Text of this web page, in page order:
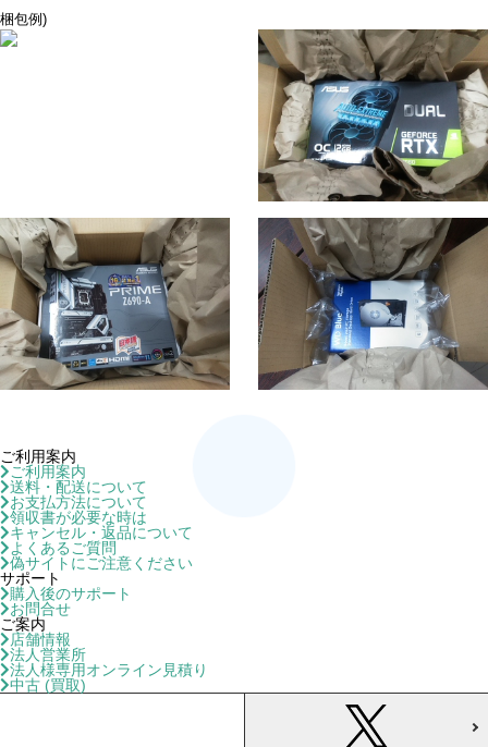
梱包例)
ご利用案内
ご利用案内
送料・配送について
お支払方法について
領収書が必要な時は
キャンセル・返品について
よくあるご質問
偽サイトにご注意ください
サポート
購入後のサポート
お問合せ
ご案内
店舗情報
法人営業所
法人様専用オンライン見積り
中古 (買取)